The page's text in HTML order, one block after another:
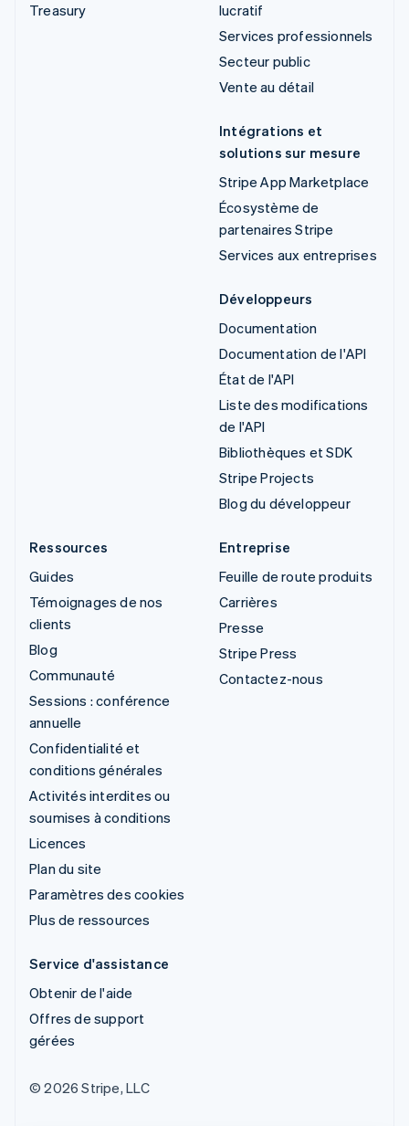
Treasury
lucratif
Services professionnels
Secteur public
Vente au détail
Intégrations et
solutions sur mesure
Stripe App Marketplace
Écosystème de
partenaires Stripe
Services aux entreprises
Développeurs
Documentation
Documentation de l'API
État de l'API
Liste des modifications
de l'API
Bibliothèques et SDK
Stripe Projects
Blog du développeur
Ressources
Guides
Témoignages de nos
clients
Blog
Communauté
Sessions : conférence
annuelle
Confidentialité et
conditions générales
Activités interdites ou
soumises à conditions
Licences
Plan du site
Paramètres des cookies
Plus de ressources
Entreprise
Feuille de route produits
Carrières
Presse
Stripe Press
Contactez-nous
Service d'assistance
Obtenir de l'aide
Offres de support
gérées
© 2026 Stripe, LLC